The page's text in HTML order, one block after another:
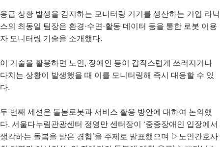
응급 상황 발생을 감지하는 모니터링 기기를 생산하는 기업 라닉
스의 최동일 팀장은 환경·수면·활동 데이터 등을 통한 로봇 이용
자 모니터링 기술을 소개했다.
이 기술을 활용하면 노인, 장애인 등이 갑작스럽게 쓰러지거나
다치는 상황이 발생했을 때 이를 모니터링해 즉시 대응할 수 있
다.
두 번째 세션은 돌봄로봇과 서비스 활용 방안에 대하여 논의했
다. 서울다누림관광센터 정영만 센터장이 ‘중증장애인 입장에서
생각하는 돌봄을 받은 경험’을 주제로 발표했으며 ▷노인간호사